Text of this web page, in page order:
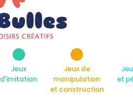
Jeux
d’imitation
Jeux de
manipulation
et construction
et